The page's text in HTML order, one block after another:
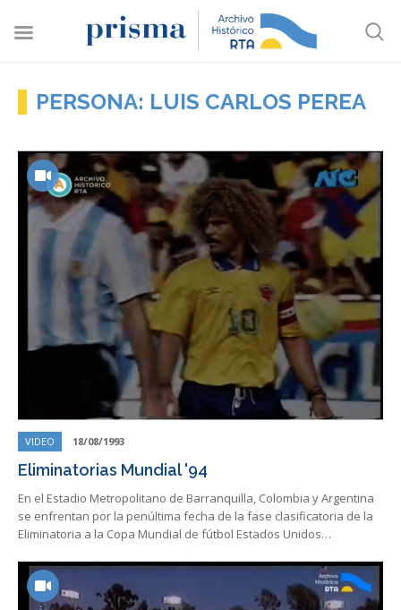
PERSONA: LUIS CARLOS PEREA
VIDEO 18/08/1993
Eliminatorias Mundial '94
En el Estadio Metropolitano de Barranquilla, Colombia y Argentina
se enfrentan por la penúltima fecha de la fase clasificatoria de la
Eliminatoria a la Copa Mundial de fútbol Estados Unidos…